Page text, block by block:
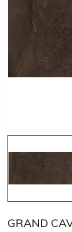
GRAND